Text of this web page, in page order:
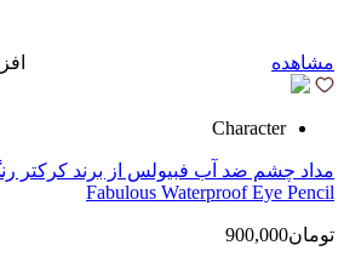
مشاهده
Character
Fabulous Waterproof Eye Pencil
تومان900,000